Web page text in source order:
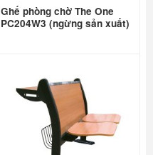
Ghế phòng chờ The One
PC204W3 (ngừng sản xuất)